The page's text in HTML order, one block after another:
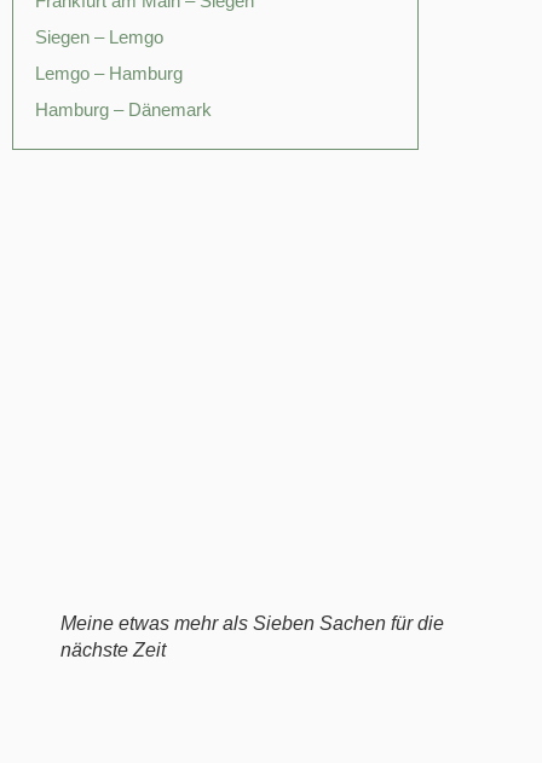
Siegen – Lemgo
Lemgo – Hamburg
Hamburg – Dänemark
Meine etwas mehr als Sieben Sachen für die
nächste Zeit